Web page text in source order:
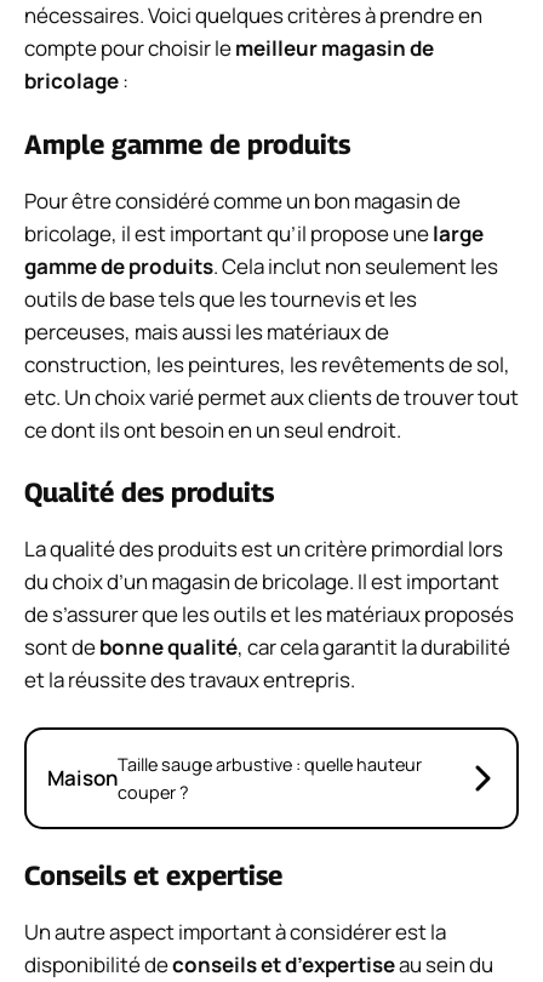
nécessaires. Voici quelques critères à prendre en
compte pour choisir lemeilleur magasin de
bricolage:
Ample gamme de produits
Pour être considéré comme un bon magasin de
bricolage, il est important qu’il propose unelarge
gamme de produits. Cela inclut non seulement les
outils de base tels que les tournevis et les
perceuses, mais aussi les matériaux de
construction, les peintures, les revêtements de sol,
etc. Un choix varié permet aux clients de trouver tout
ce dont ils ont besoin en un seul endroit.
Qualité des produits
La qualité des produits est un critère primordial lors
du choix d’un magasin de bricolage. Il est important
de s’assurer que les outils et les matériaux proposés
sont debonne qualité, car cela garantit la durabilité
et la réussite des travaux entrepris.
MaisonTaille sauge arbustive : quelle hauteur
couper ?
Conseils et expertise
Un autre aspect important à considérer est la
disponibilité deconseils et d’expertiseau sein du